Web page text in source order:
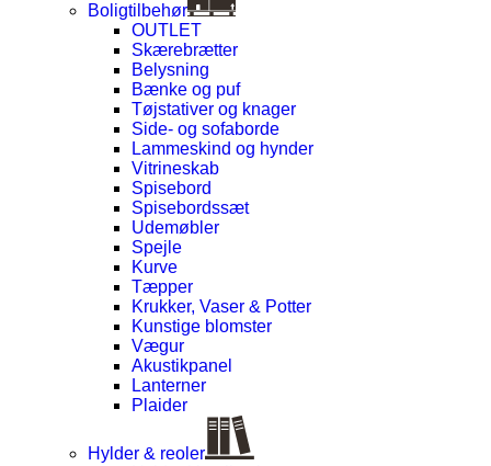
Boligtilbehør
OUTLET
Skærebrætter
Belysning
Bænke og puf
Tøjstativer og knager
Side- og sofaborde
Lammeskind og hynder
Vitrineskab
Spisebord
Spisebordssæt
Udemøbler
Spejle
Kurve
Tæpper
Krukker, Vaser & Potter
Kunstige blomster
Vægur
Akustikpanel
Lanterner
Plaider
Hylder & reoler